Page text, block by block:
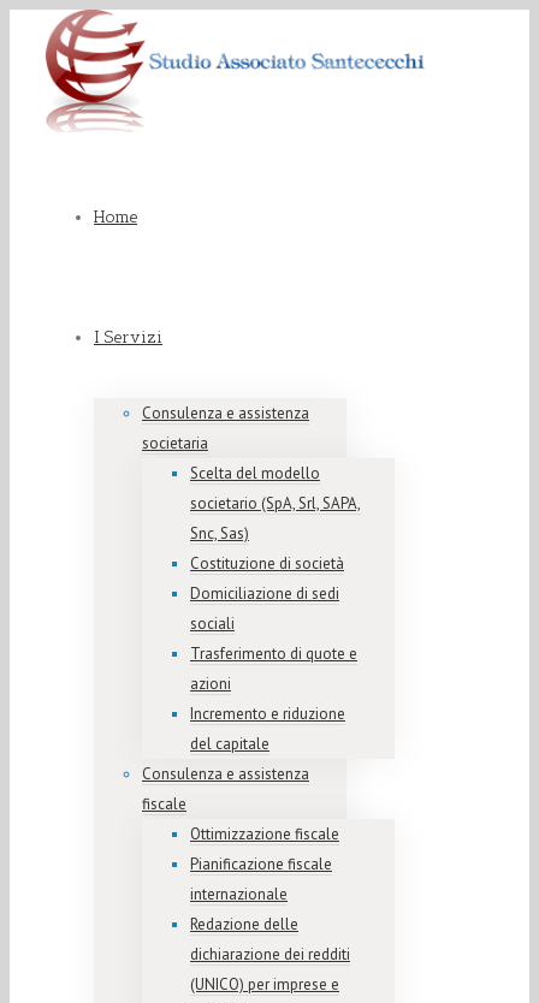
Home
I Servizi
Consulenza e assistenza
societaria
Scelta del modello
societario (SpA, Srl, SAPA,
Snc, Sas)
Costituzione di società
Domiciliazione di sedi
sociali
Trasferimento di quote e
azioni
Incremento e riduzione
del capitale
Consulenza e assistenza
fiscale
Ottimizzazione fiscale
Pianificazione fiscale
internazionale
Redazione delle
dichiarazione dei redditi
(UNICO) per imprese e